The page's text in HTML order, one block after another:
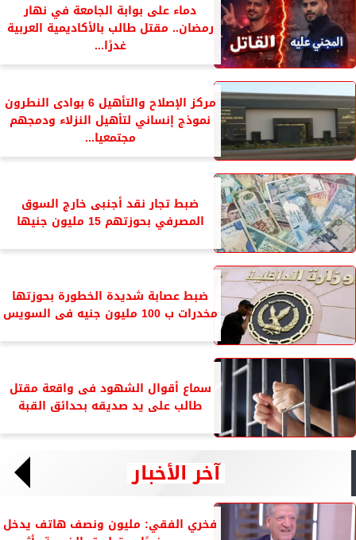
دماء على بوابة الجامعة في نهار
رمضان.. مقتل طالب بالأكاديمية العربية
غدرًا...
مركز الإصلاح والتأهيل 6 بوادى النطرون
نموذج إنساني لتأهيل النزلاء ودمجهم
مجتمعيا...
ضبط تجار نقد أجنبى خارج السوق
المصرفي بحوزتهم 15 مليون جنيها
ضبط عصابة شديدة الخطورة بحوزتها
مخدرات ب 100 مليون جنيه فى السويس
سماع أقوال الشهود فى واقعة مقتل
طالب على يد صديقه بحدائق القبة
آخر الأخبار
فخري الفقي: مليون ونصف هاتف يدخل